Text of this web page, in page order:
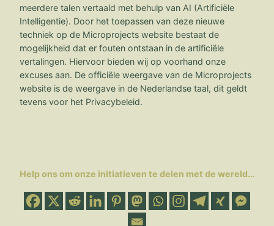
meerdere talen vertaald met behulp van AI (Artificiële
Intelligentie). Door het toepassen van deze nieuwe
techniek op de Microprojects website bestaat de
mogelijkheid dat er fouten ontstaan in de artificiële
vertalingen. Hiervoor bieden wij op voorhand onze
excuses aan. De officiële weergave van de Microprojects
website is de weergave in de Nederlandse taal, dit geldt
tevens voor het Privacybeleid.
Help ons om onze initiatieven te delen met de wereld…